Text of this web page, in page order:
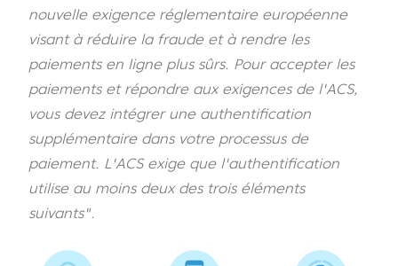
nouvelle exigence réglementaire européenne
visant à réduire la fraude et à rendre les
paiements en ligne plus sûrs. Pour accepter les
paiements et répondre aux exigences de l'ACS,
vous devez intégrer une authentification
supplémentaire dans votre processus de
paiement. L'ACS exige que l'authentification
utilise au moins deux des trois éléments
suivants".